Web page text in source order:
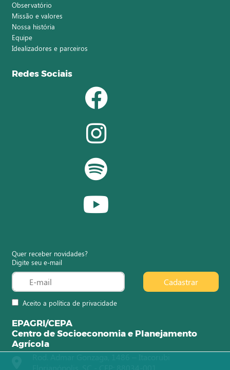
Observatório
Missão e valores
Nossa história
Equipe
Idealizadores e parceiros
Redes Sociais
Quer receber novidades?
Digite seu e-mail
Aceito a política de privacidade
Cadastrar
EPAGRI/CEPA
Centro de Socioeconomia e Planejamento
Agrícola